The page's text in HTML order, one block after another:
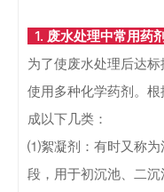
1. 废水处理中常用药
为了使废水处理后达
使用多种化学药剂。 根
成以下几类：
⑴絮凝剂： 有时又称
段，用于初沉池、二